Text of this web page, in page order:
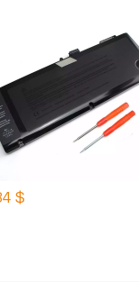
AGREGAR AL CARRITO
$